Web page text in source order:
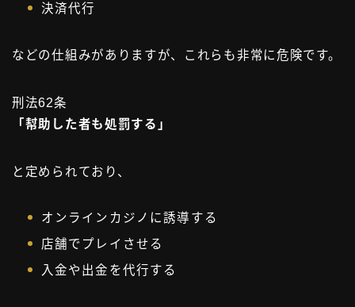
決済代行
などの仕組みがありますが、これらも非常に危険です。
刑法62条
「幇助した者も処罰する」
と定められており、
オンラインカジノに誘導する
店舗でプレイさせる
入金や出金を代行する